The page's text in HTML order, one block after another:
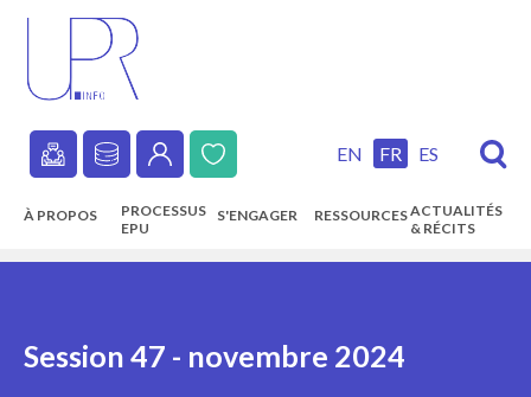
content
Secondary
navigation
EN FR ES
Main
À PROPOS
PROCESSUS
EPU
S'ENGAGER RESSOURCESACTUALITÉS
& RÉCITS
Session 47 - novembre 2024